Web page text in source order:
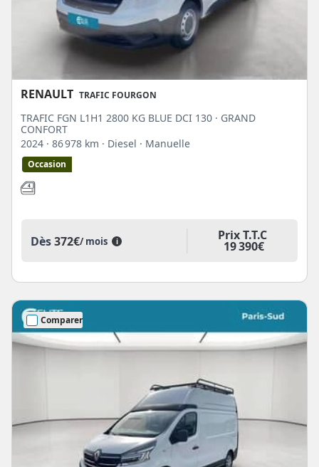
RENAULT TRAFIC FOURGON
TRAFIC FGN L1H1 2800 KG BLUE DCI 130 · GRAND
CONFORT
2024 · 86 978 km · Diesel · Manuelle
Occasion
Dès372€/ mois i Prix T.T.C
19 390€
Comparer